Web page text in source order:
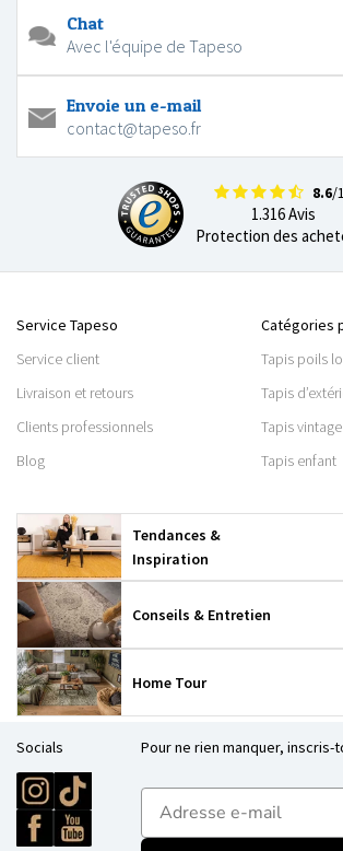
Chat
Avec l'équipe de Tapeso
Envoie un e-mail
contact@tapeso.fr
8.6/
1.316 Avis
Protection des
Service Tapeso
Service client
Livraison et retours
Clients professionnels
Blog
Catégories
Tapis poils
Tapis
Tapis vintage
Tapis enfant
Tendances &
Inspiration
Conseils & Entretien
Home Tour
Socials Pour ne rien manquer, inscris-
E-mailadres